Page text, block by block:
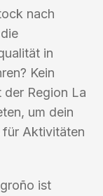
nach
in
Kein
Region La
um dein
für Aktivitäten
ist